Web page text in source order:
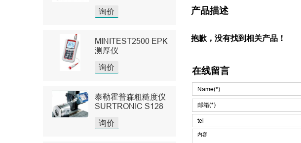
询价
MINITEST2500 EPK
测厚仪
询价
泰勒霍普森粗糙度仪
SURTRONIC S128
询价
产品描述
抱歉，没有找到相关产品！
在线留言